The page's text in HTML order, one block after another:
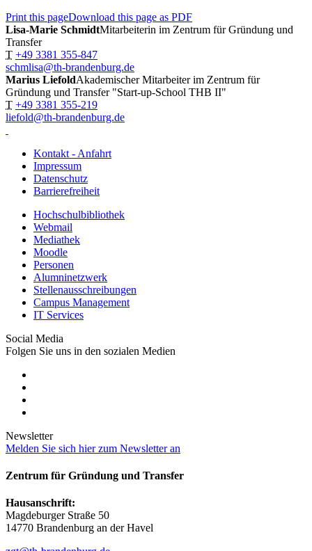
Print this pageDownload this page as PDF
Lisa-Marie SchmidtMitarbeiterin im Zentrum für Gründung und
Transfer
T +49 3381 355-847
schmlisa@th-brandenburg.de
Marius LiefoldAkademischer Mitarbeiter im Zentrum für
Gründung und Transfer "Start-up-School THB II"
T +49 3381 355-219
liefold@th-brandenburg.de
Kontakt - Anfahrt
Impressum
Datenschutz
Barrierefreiheit
Hochschulbibliothek
Webmail
Mediathek
Moodle
Personen
Alumninetzwerk
Stellenausschreibungen
Campus Management
IT Services
Social Media
Folgen Sie uns in den sozialen Medien
Newsletter
Melden Sie sich hier zum Newsletter an
Zentrum für Gründung und Transfer
Hausanschrift:
Magdeburger Straße 50
14770 Brandenburg an der Havel